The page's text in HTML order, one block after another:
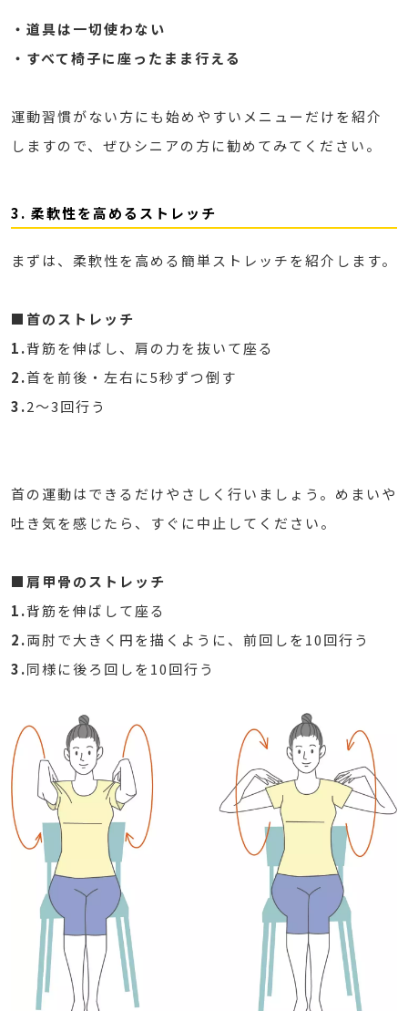
・道具は一切使わない
・すべて椅子に座ったまま行える
運動習慣がない方にも始めやすいメニューだけを紹介
しますので、ぜひシニアの方に勧めてみてください。
3. 柔軟性を高めるストレッチ
まずは、柔軟性を高める簡単ストレッチを紹介します。
■首のストレッチ
1.背筋を伸ばし、肩の力を抜いて座る
2.首を前後・左右に5秒ずつ倒す
3.2～3回行う
首の運動はできるだけやさしく行いましょう。めまいや
吐き気を感じたら、すぐに中止してください。
■肩甲骨のストレッチ
1.背筋を伸ばして座る
2.両肘で大きく円を描くように、前回しを10回行う
3.同様に後ろ回しを10回行う